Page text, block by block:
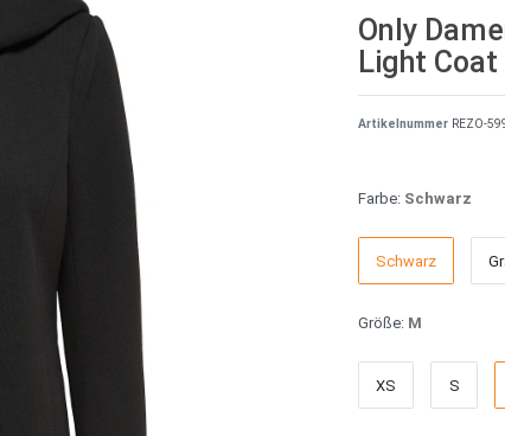
Only
Light
Artikelnummer REZO-
Farbe: Schwarz
Schwarz
Größe: M
XS S